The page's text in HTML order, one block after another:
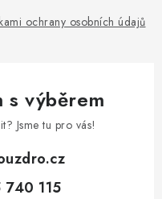
ochrany osobních údajů
s výběrem
Jsme tu pro vás!
115